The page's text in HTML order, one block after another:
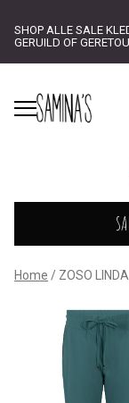
SHOP ALLE SALE
GERUILD OF
ZOSO
LINDA
Saminas
Home ZOSO LINDA